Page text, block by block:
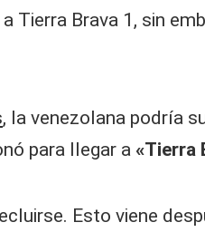
Tierra Brava 1, sin
, la venezolana podría
para llegar a «Tierra
Esto viene